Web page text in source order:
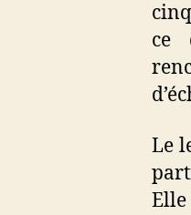
ce
Le
Elle